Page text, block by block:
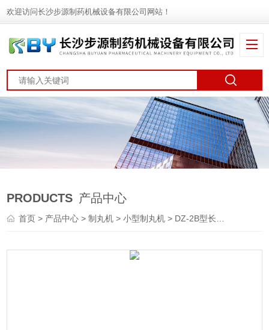
欢迎访问长沙步源制药机械设备有限公司网站！
PRODUCTS 产品中心
首页> 产品中心 >制丸机 >小型制丸机 > DZ-2B型长沙小型制丸机